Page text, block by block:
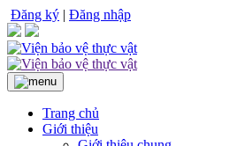
Đăng ký | Đăng nhập
Trang chủ
Giới thiệu